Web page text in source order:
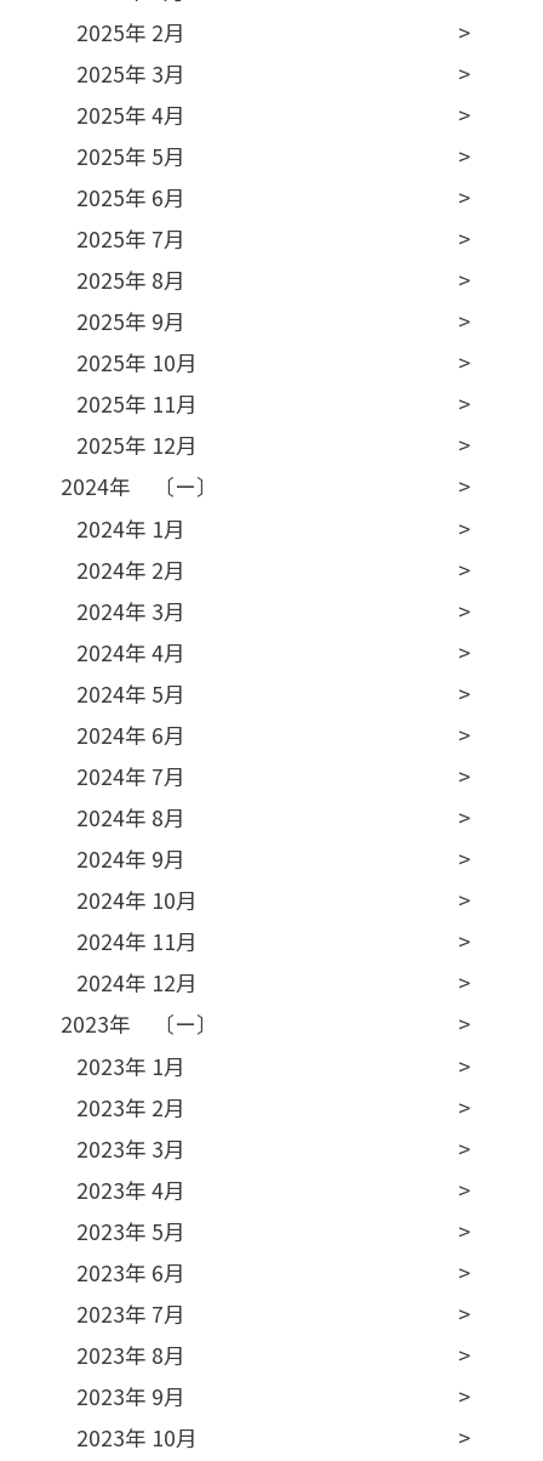
2025年 2月
2025年 3月
2025年 4月
2025年 5月
2025年 6月
2025年 7月
2025年 8月
2025年 9月
2025年 10月
2025年 11月
2025年 12月
2024年 〔ー〕
2024年 1月
2024年 2月
2024年 3月
2024年 4月
2024年 5月
2024年 6月
2024年 7月
2024年 8月
2024年 9月
2024年 10月
2024年 11月
2024年 12月
2023年 〔ー〕
2023年 1月
2023年 2月
2023年 3月
2023年 4月
2023年 5月
2023年 6月
2023年 7月
2023年 8月
2023年 9月
2023年 10月